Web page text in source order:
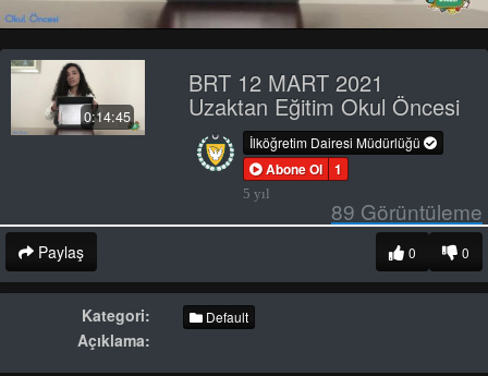
Video
0:14:45
BRT 12 MART 2021
Uzaktan Eğitim Okul Öncesi
İlköğretim Dairesi Müdürlüğü
Abone Ol 1
5 yıl
89 Görüntüleme
Paylaş 0
0
Kategori: Default
Açıklama: